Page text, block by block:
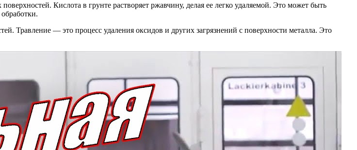
Кислота в грунте растворяет ржавчину, делая ее легко удаляемой. Это может быть
Травление — это процесс удаления оксидов и других загрязнений с поверхности металла. Это